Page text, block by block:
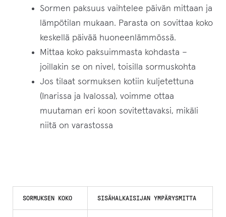
Sormen paksuus vaihtelee päivän mittaan ja
lämpötilan mukaan. Parasta on sovittaa koko
keskellä päivää huoneenlämmössä.
Mittaa koko paksuimmasta kohdasta –
joillakin se on nivel, toisilla sormuskohta
Jos tilaat sormuksen kotiin kuljetettuna
(Inarissa ja Ivalossa), voimme ottaa
muutaman eri koon sovitettavaksi, mikäli
niitä on varastossa
SORMUKSEN KOKO SISÄHALKAISIJAN YMPÄRYSMITTA